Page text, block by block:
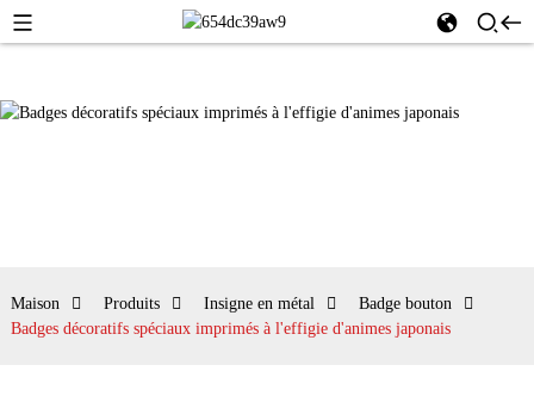
Maison Produits Insigne en métal
Badge bouton
Badges décoratifs spéciaux imprimés à l'effigie d'animes japonais